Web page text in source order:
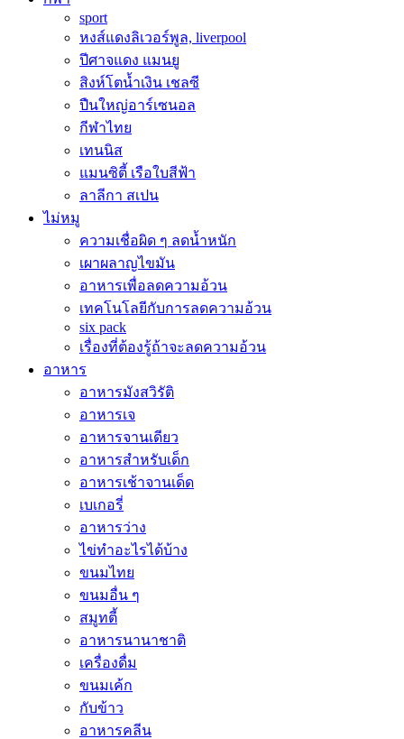
sport
หงส์แดงลิเวอร์พูล, liverpool
ปีศาจแดง แมนยู
สิงห์โตน้ำเงิน เชลซี
ปืนใหญ่อาร์เซนอล
กีฬาไทย
เทนนิส
แมนซิตี้ เรือใบสีฟ้า
ลาลีกา สเปน
ไม่หมู
ความเชื่อผิด ๆ ลดน้ำหนัก
เผาผลาญไขมัน
อาหารเพื่อลดความอ้วน
เทคโนโลยีกับการลดความอ้วน
six pack
เรื่องที่ต้องรู้ถ้าจะลดความอ้วน
อาหาร
อาหารมังสวิรัติ
อาหารเจ
อาหารจานเดียว
อาหารสำหรับเด็ก
อาหารเช้าจานเด็ด
เบเกอรี่
อาหารว่าง
ไข่ทำอะไรได้บ้าง
ขนมไทย
ขนมอื่น ๆ
สมูทตี้
อาหารนานาชาติ
เครื่องดื่ม
ขนมเค้ก
กับข้าว
อาหารคลีน